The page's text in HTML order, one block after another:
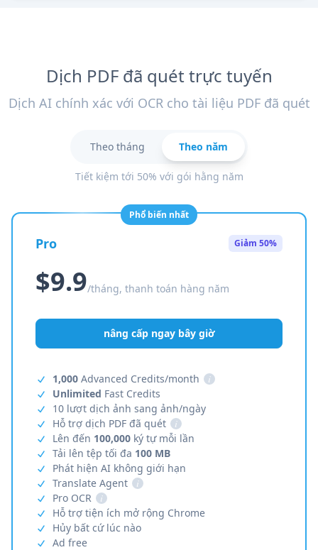
Dịch PDF đã quét trực tuyến
Dịch AI chính xác với OCR cho tài liệu PDF đã quét
Theo tháng Theo năm
Tiết kiệm tới 50% với gói hằng năm
Phổ biến nhất
Pro Giảm 50%
$9.9/tháng, thanh toán hàng năm
nâng cấp ngay bây giờ
1,000 Advanced Credits/month
i
Unlimited Fast Credits
10 lượt dịch ảnh sang ảnh/ngày
Hỗ trợ dịch PDF đã quét
i
Lên đến 100,000 ký tự mỗi lần
Tải lên tệp tối đa 100 MB
Phát hiện AI không giới hạn
Translate Agent
i
Pro OCR
i
Hỗ trợ tiện ích mở rộng Chrome
Hủy bất cứ lúc nào
Ad free